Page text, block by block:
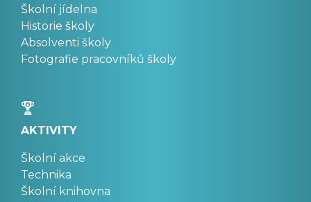
Školní jídelna
Historie školy
Absolventi školy
Fotografie pracovníků školy
AKTIVITY
Školní akce
Technika
Školní knihovna